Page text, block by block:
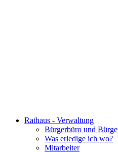
Rathaus - Verwaltung
Bürgerbüro und
Was erledige ich wo?
Mitarbeiter